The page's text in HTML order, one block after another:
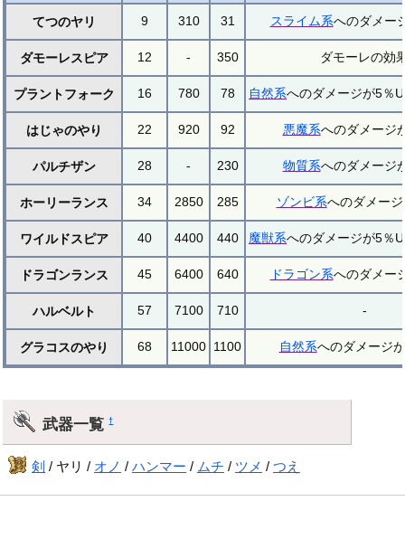
てつのヤリ 9 310 31 スライム系へのダメー
ダモーレスピア 12 - 350 ダモーレの効
プラントフォーク 16 780 78 自然系へのダメージが5％
はじゃのやり 22 920 92 悪魔系へのダメージ
パルチザン 28 - 230 物質系へのダメージ
ホーリーランス 34 2850 285 ゾンビ系へのダメー
ワイルドスピア 40 4400 440 魔獣系へのダメージが5％
ドラゴンランス 45 6400 640 ドラゴン系へのダメー
ハルベルト 57 7100 710 -
グラコスのやり 68 11000 1100 自然系へのダメージ
武器一覧†
剣 / ヤリ / オノ /ハンマー / ムチ / ツメ /つえ